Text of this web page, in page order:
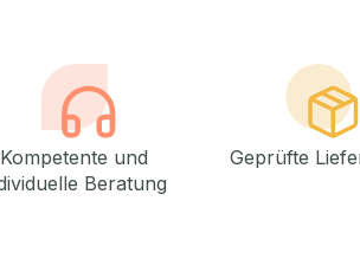
Kompetente und
Beratung
Geprüfte